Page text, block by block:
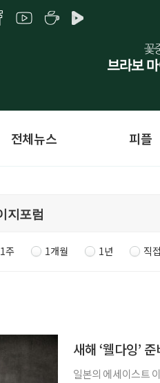
전체뉴스 피플
1주 1개월 1년 직
새해 ‘웰다잉’
일본의 에세이스트